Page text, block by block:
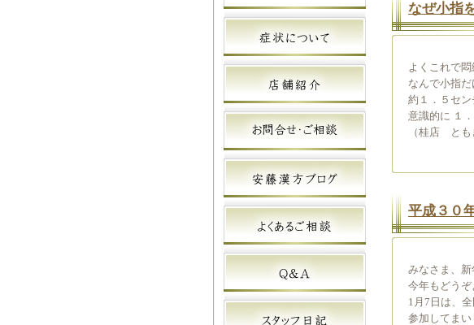
なぜ小指
よくこれで悶
なんで小指
約１．５セン
意識的に １
（桂店 とも
平成３０
みなさま、新
今年もどうぞ
1月7日は、
参加してまい